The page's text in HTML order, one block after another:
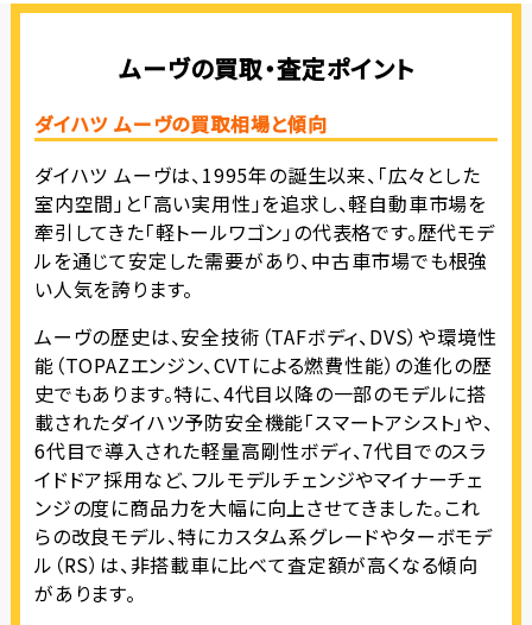
ムーヴの買取・査定ポイント
ダイハツ ムーヴの買取相場と傾向
ダイハツ ムーヴは、1995年の誕生以来、「広々とした
室内空間」と「高い実用性」を追求し、軽自動車市場を
牽引してきた「軽トールワゴン」の代表格です。歴代モデ
ルを通じて安定した需要があり、中古車市場でも根強
い人気を誇ります。
ムーヴの歴史は、安全技術（TAFボディ、DVS）や環境性
能（TOPAZエンジン、CVTによる燃費性能）の進化の歴
史でもあります。特に、4代目以降の一部のモデルに搭
載されたダイハツ予防安全機能「スマートアシスト」や、
6代目で導入された軽量高剛性ボディ、7代目でのスラ
イドドア採用など、フルモデルチェンジやマイナーチェ
ンジの度に商品力を大幅に向上させてきました。これ
らの改良モデル、特にカスタム系グレードやターボモデ
ル（RS）は、非搭載車に比べて査定額が高くなる傾向
があります。